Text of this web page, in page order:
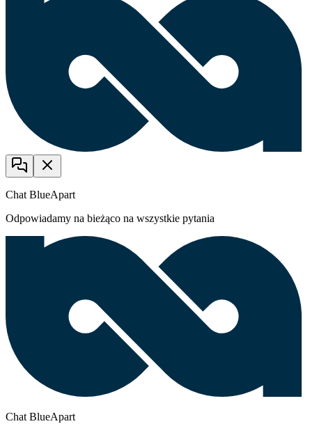
Chat BlueApart
Odpowiadamy na bieżąco na wszystkie pytania
Chat BlueApart